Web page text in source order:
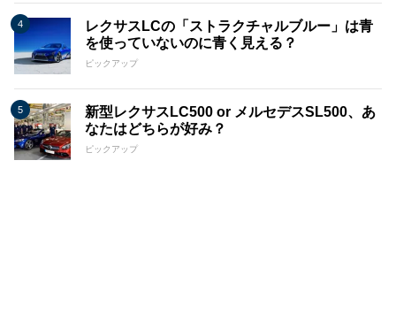
レクサスLCの「ストラクチャルブルー」は青
を使っていないのに青く見える？
ピックアップ
新型レクサスLC500 or メルセデスSL500、あ
なたはどちらが好み？
ピックアップ